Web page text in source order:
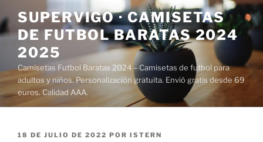
al
contenido
SUPERVIGO · CAMISETAS
DE FUTBOL BARATAS 2024
2025
Camisetas Futbol Baratas 2024 – Camisetas de futbol para
adultos y niños. Personalización gratuita. Envió gratis desde 69
euros. Calidad AAA.
PUBLICADO
18 DE JULIO DE 2022 POR ISTERN